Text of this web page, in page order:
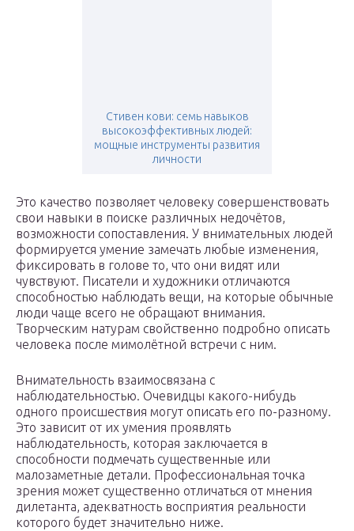
Стивен кови: семь навыков
высокоэффективных людей:
мощные инструменты развития
личности
Это качество позволяет человеку совершенствовать
свои навыки в поиске различных недочётов,
возможности сопоставления. У внимательных людей
формируется умение замечать любые изменения,
фиксировать в голове то, что они видят или
чувствуют. Писатели и художники отличаются
способностью наблюдать вещи, на которые обычные
люди чаще всего не обращают внимания.
Творческим натурам свойственно подробно описать
человека после мимолётной встречи с ним.
Внимательность взаимосвязана с
наблюдательностью. Очевидцы какого-нибудь
одного происшествия могут описать его по-разному.
Это зависит от их умения проявлять
наблюдательность, которая заключается в
способности подмечать существенные или
малозаметные детали. Профессиональная точка
зрения может существенно отличаться от мнения
дилетанта, адекватность восприятия реальности
которого будет значительно ниже.